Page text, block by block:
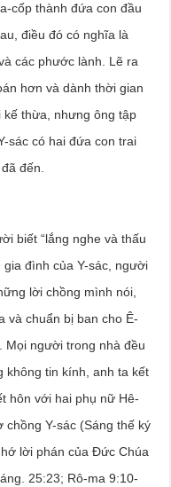
cốp thành đứa con đầu
điều đó có nghĩa là
các phước lành. Lẽ ra
hơn và dành thời gian
kế thừa, nhưng ông tập
sác có hai đứa con trai
đến.
biết “lắng nghe và thấu
gia đình của Y-sác, người
lời chồng mình nói,
và chuẩn bị ban cho Ê-
Mọi người trong nhà đều
không tin kính, anh ta kết
hôn với hai phụ nữ Hê-
Y-sác (Sáng thế ký
lời phán của Đức Chúa
25:23; Rô-ma 9:10-